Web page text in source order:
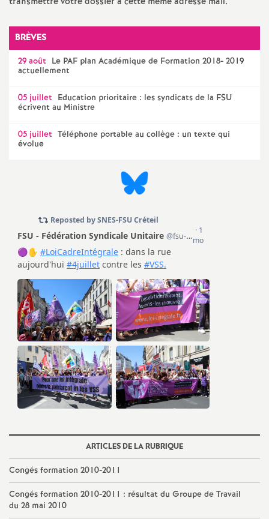
BRÈVES
29 août Le PAF plan Académique de Formation 2018- 2019
actuellement
05 juillet Education prioritaire : les syndicats de la FSU
écrivent au Ministre
05 juillet Téléphone portable au collège : un texte qui
évolue
ARTICLES DE LA RUBRIQUE
Congés formation 2010-2011
Congés formation 2010-2011 : résultat du Groupe de Travail
du 28 mai 2010